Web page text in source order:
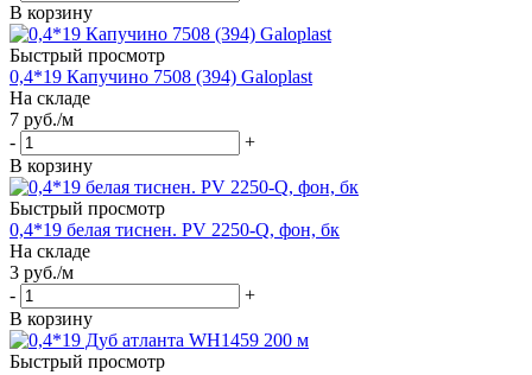
В корзину
Быстрый просмотр
0,4*19 Капучино 7508 (394) Galoplast
На складе
7 руб./м
-
+
В корзину
Быстрый просмотр
0,4*19 белая тиснен. PV 2250-Q, фон, бк
На складе
3 руб./м
-
+
В корзину
Быстрый просмотр